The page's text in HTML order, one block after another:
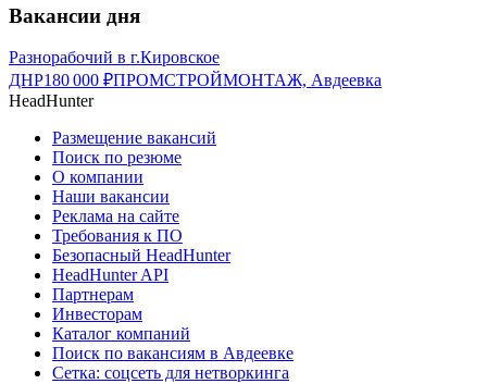
Вакансии дня
Разнорабочий в г.Кировское
ДНР180 000 ₽ПРОМСТРОЙМОНТАЖ, Авдеевка
HeadHunter
Размещение вакансий
Поиск по резюме
О компании
Наши вакансии
Реклама на сайте
Требования к ПО
Безопасный HeadHunter
HeadHunter API
Партнерам
Инвесторам
Каталог компаний
Поиск по вакансиям в Авдеевке
Сетка: соцсеть для нетворкинга